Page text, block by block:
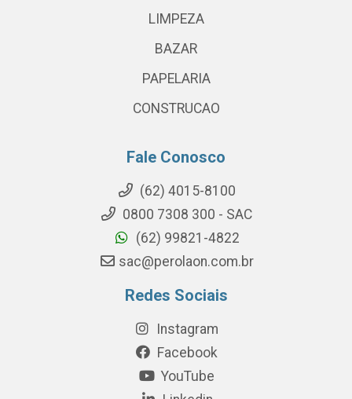
LIMPEZA
BAZAR
PAPELARIA
CONSTRUCAO
Fale Conosco
(62) 4015-8100
0800 7308 300 - SAC
(62) 99821-4822
sac@perolaon.com.br
Redes Sociais
Instagram
Facebook
YouTube